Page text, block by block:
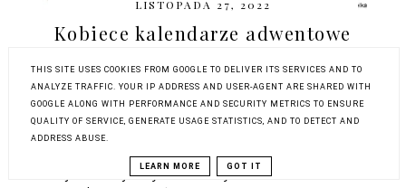
LISTOPADA 27, 2022
Kobiece kalendarze adwentowe
* WPIS SPONSOROWANY - W poście
pojawiają się linki afiliacyjne do CENEO
Kalendarze adwentowe umilają nam czas
do Świąt, pozwalają odliczać dni do tych
najbardziej wyczekiwanych w roku. W
THIS SITE USES COOKIES FROM GOOGLE TO DELIVER ITS SERVICES AND TO
ANALYZE TRAFFIC. YOUR IP ADDRESS AND USER-AGENT ARE SHARED WITH
GOOGLE ALONG WITH PERFORMANCE AND SECURITY METRICS TO ENSURE
QUALITY OF SERVICE, GENERATE USAGE STATISTICS, AND TO DETECT AND
ADDRESS ABUSE.
LEARN MORE GOT IT